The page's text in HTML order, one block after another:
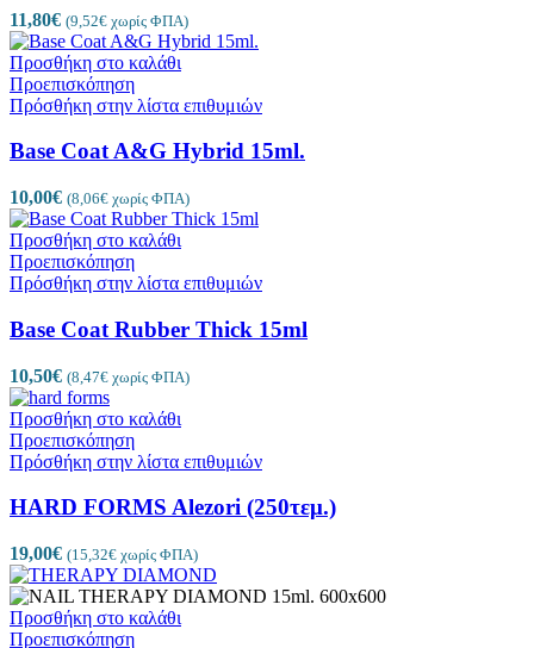
11,80€ (9,52€ χωρίς ΦΠΑ)
Προσθήκη στο καλάθι
Προεπισκόπηση
Πρόσθήκη στην λίστα επιθυμιών
Base Coat A&G Hybrid 15ml.
10,00€ (8,06€ χωρίς ΦΠΑ)
Προσθήκη στο καλάθι
Προεπισκόπηση
Πρόσθήκη στην λίστα επιθυμιών
Base Coat Rubber Thick 15ml
10,50€ (8,47€ χωρίς ΦΠΑ)
Προσθήκη στο καλάθι
Προεπισκόπηση
Πρόσθήκη στην λίστα επιθυμιών
HARD FORMS Alezori (250τεμ.)
19,00€ (15,32€ χωρίς ΦΠΑ)
Προσθήκη στο καλάθι
Προεπισκόπηση